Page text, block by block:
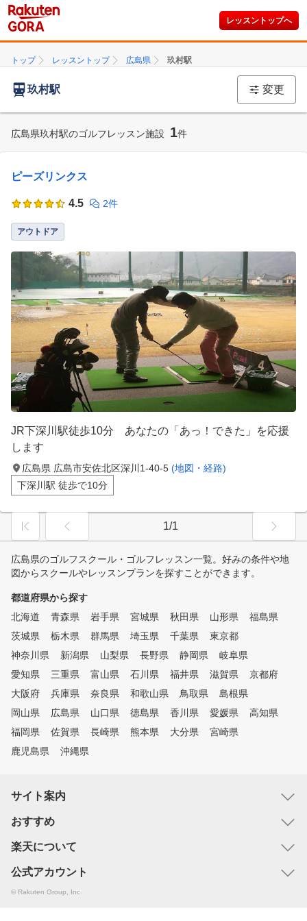
レッスントップへ
トップ レッスントップ 広島県 玖村駅
玖村駅 変更
広島県玖村駅のゴルフレッスン施設 1件
ピーズリンクス
4.5 2件
アウトドア
JR下深川駅徒歩10分 あなたの「あっ！できた」を応援
します
広島県 広島市安佐北区深川1-40-5 (地図・経路)
下深川駅 徒歩で10分
1/1
広島県のゴルフスクール・ゴルフレッスン一覧。好みの条件や地
図からスクールやレッスンプランを探すことができます。
都道府県から探す
北海道
青森県 岩手県 宮城県 秋田県 山形県
福島県
茨城県
栃木県 群馬県 埼玉県 千葉県
東京都
神奈川県
新潟県 山梨県 長野県 静岡県
岐阜県
愛知県
三重県 富山県 石川県 福井県 滋賀県
京都府
大阪府
兵庫県 奈良県 和歌山県 鳥取県
島根県
岡山県
広島県 山口県 徳島県 香川県 愛媛県
高知県
福岡県
佐賀県 長崎県 熊本県 大分県
宮崎県
鹿児島県
沖縄県
サイト案内
おすすめ
楽天について
公式アカウント
© Rakuten Group, Inc.